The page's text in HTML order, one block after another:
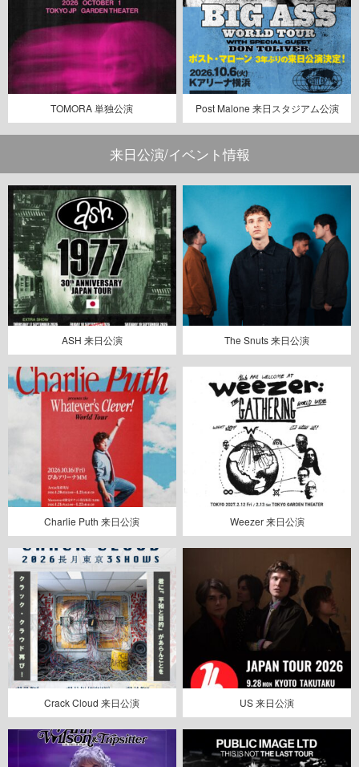
TOMORA 単独公演 Post Malone 来日スタジアム公演
来日公演/イベント情報
ASH 来日公演 The Snuts 来日公演
Charlie Puth 来日公演 Weezer 来日公演
Crack Cloud 来日公演 US 来日公演